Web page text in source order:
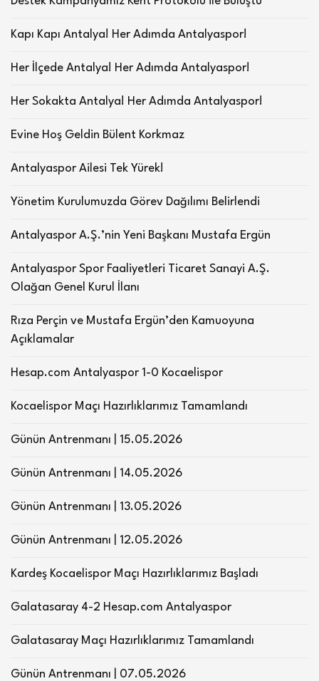
Kapı Kapı Antalya! Her Adımda Antalyaspor!
Her İlçede Antalya! Her Adımda Antalyaspor!
Her Sokakta Antalya! Her Adımda Antalyaspor!
Evine Hoş Geldin Bülent Korkmaz
Antalyaspor Ailesi Tek Yürek!
Yönetim Kurulumuzda Görev Dağılımı Belirlendi
Antalyaspor A.Ş.’nin Yeni Başkanı Mustafa Ergün
Antalyaspor Spor Faaliyetleri Ticaret Sanayi A.Ş.
Olağan Genel Kurul İlanı
Rıza Perçin ve Mustafa Ergün’den Kamuoyuna
Açıklamalar
Hesap.com Antalyaspor 1-0 Kocaelispor
Kocaelispor Maçı Hazırlıklarımız Tamamlandı
Günün Antrenmanı | 15.05.2026
Günün Antrenmanı | 14.05.2026
Günün Antrenmanı | 13.05.2026
Günün Antrenmanı | 12.05.2026
Kardeş Kocaelispor Maçı Hazırlıklarımız Başladı
Galatasaray 4-2 Hesap.com Antalyaspor
Galatasaray Maçı Hazırlıklarımız Tamamlandı
Günün Antrenmanı | 07.05.2026